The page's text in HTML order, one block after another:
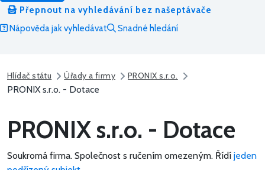
Přepnout na vyhledávání bez našeptávače
Nápověda jak vyhledávat
Snadné hledání
Hlídač státu Úřady a firmy PRONIX s.r.o.
PRONIX s.r.o. - Dotace
PRONIX s.r.o. - Dotace
Soukromá firma. Společnost s ručením omezeným. Řídí jeden